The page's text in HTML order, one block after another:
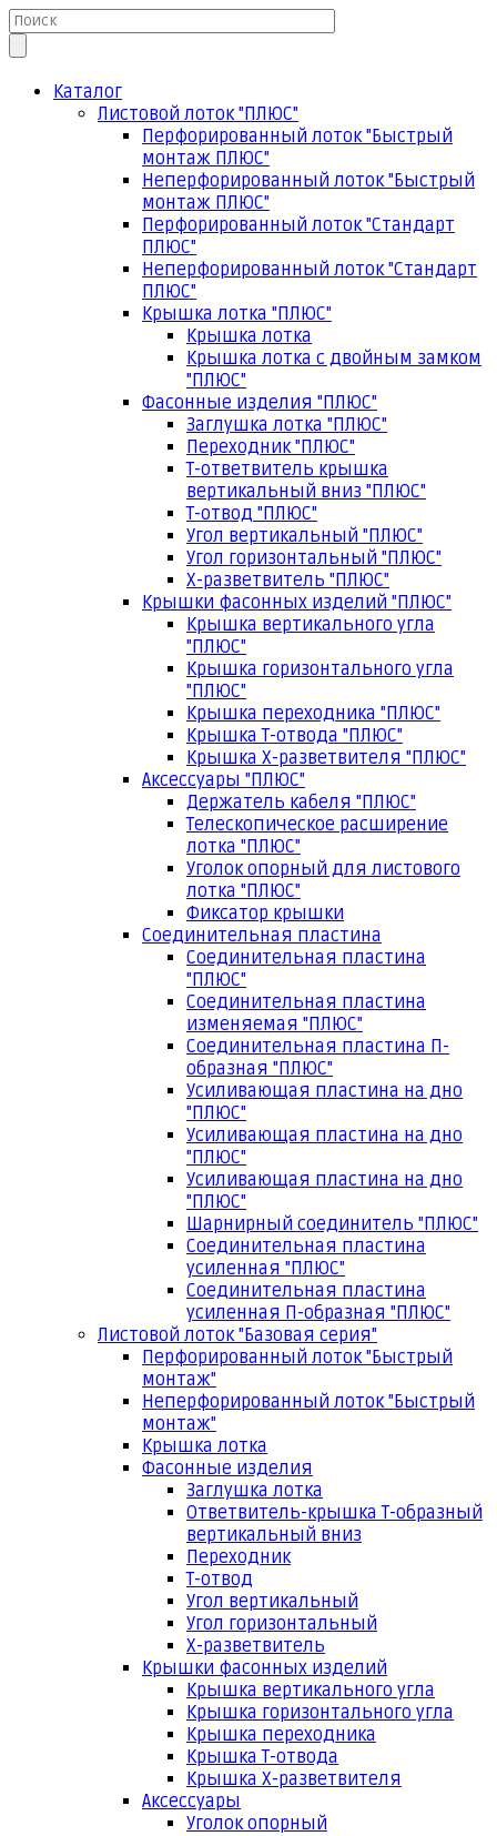
Каталог
Листовой лоток "ПЛЮС"
Перфорированный лоток "Быстрый
монтаж ПЛЮС"
Неперфорированный лоток "Быстрый
монтаж ПЛЮС"
Перфорированный лоток "Стандарт
ПЛЮС"
Неперфорированный лоток "Стандарт
ПЛЮС"
Крышка лотка "ПЛЮС"
Крышка лотка
Крышка лотка с двойным замком
"ПЛЮС"
Фасонные изделия "ПЛЮС"
Заглушка лотка "ПЛЮС"
Переходник "ПЛЮС"
Т-ответвитель крышка
вертикальный вниз "ПЛЮС"
Т-отвод "ПЛЮС"
Угол вертикальный "ПЛЮС"
Угол горизонтальный "ПЛЮС"
Х-разветвитель "ПЛЮС"
Крышки фасонных изделий "ПЛЮС"
Крышка вертикального угла
"ПЛЮС"
Крышка горизонтального угла
"ПЛЮС"
Крышка переходника "ПЛЮС"
Крышка Т-отвода "ПЛЮС"
Крышка Х-разветвителя "ПЛЮС"
Аксессуары "ПЛЮС"
Держатель кабеля "ПЛЮС"
Телескопическое расширение
лотка "ПЛЮС"
Уголок опорный для листового
лотка "ПЛЮС"
Фиксатор крышки
Соединительная пластина
Соединительная пластина
"ПЛЮС"
Соединительная пластина
изменяемая "ПЛЮС"
Соединительная пластина П-
образная "ПЛЮС"
Усиливающая пластина на дно
"ПЛЮС"
Усиливающая пластина на дно
"ПЛЮС"
Усиливающая пластина на дно
"ПЛЮС"
Шарнирный соединитель "ПЛЮС"
Соединительная пластина
усиленная "ПЛЮС"
Соединительная пластина
усиленная П-образная "ПЛЮС"
Листовой лоток "Базовая серия"
Перфорированный лоток "Быстрый
монтаж"
Неперфорированный лоток "Быстрый
монтаж"
Крышка лотка
Фасонные изделия
Заглушка лотка
Ответвитель-крышка Т-образный
вертикальный вниз
Переходник
Т-отвод
Угол вертикальный
Угол горизонтальный
Х-разветвитель
Крышки фасонных изделий
Крышка вертикального угла
Крышка горизонтального угла
Крышка переходника
Крышка Т-отвода
Крышка Х-разветвителя
Аксессуары
Уголок опорный